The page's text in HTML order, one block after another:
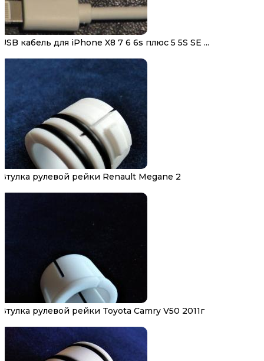
USB кабель для iPhone X8 7 6 6s плюс 5 5S SE ...
Втулка рулевой рейки Renault Megane 2
Втулка рулевой рейки Toyota Camry V50 2011г